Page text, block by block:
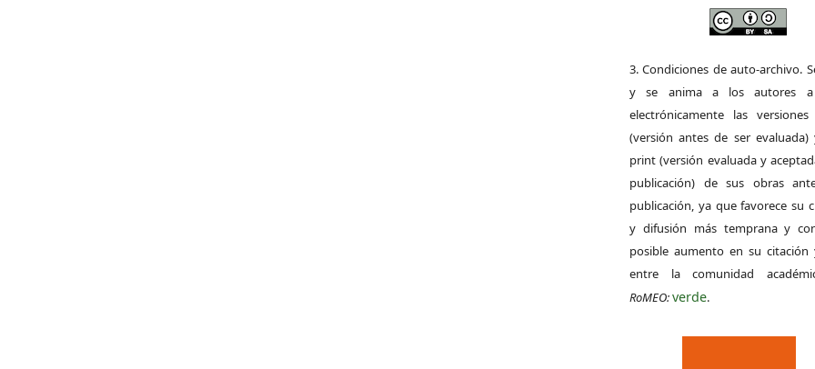
3. Condiciones de auto-archivo.
y se anima a los autores a
electrónicamente las
(versión antes de ser
print (versión evaluada y
publicación) de sus obras
publicación, ya que favorece su
y difusión más temprana y
posible aumento en su citación
entre la comunidad
RoMEO:verde.